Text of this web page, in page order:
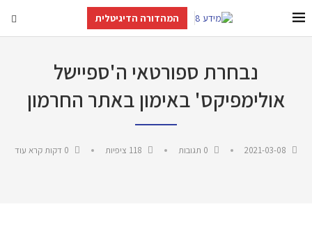
המהדורה הדיגיטלית
נבחרת ספורטאי ה'ספיישל
אולימפיקס' באימון באתר החרמון
2021-03-08
118 ציפיות